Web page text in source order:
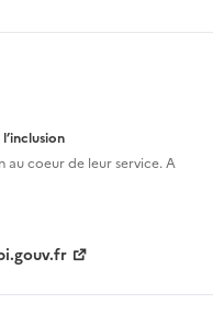
aucoeur de leur service. A